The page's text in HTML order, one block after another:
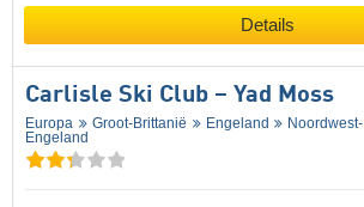
Details
Carlisle Ski Club – Yad Moss
Europa Groot-Brittanië Engeland
Noordwest-
Engeland